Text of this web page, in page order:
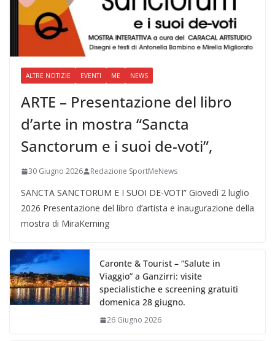
ALTRE NOTIZIE EVENTI ME NEWS
ARTE – Presentazione del libro
d’arte in mostra “Sancta
Sanctorum e i suoi de-voti”,
30 Giugno 2026 Redazione SportMeNews
SANCTA SANCTORUM E I SUOI DE-VOTI” Giovedì 2 luglio
2026 Presentazione del libro d’artista e inaugurazione della
mostra di MiraKerning
Caronte & Tourist – “Salute in
Viaggio” a Ganzirri: visite
specialistiche e screening gratuiti
domenica 28 giugno.
26 Giugno 2026